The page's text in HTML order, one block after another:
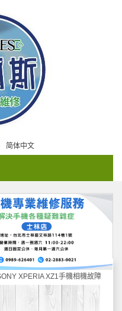
简体中文
XPERIA XZ1手機相機故障